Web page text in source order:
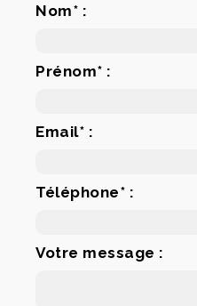
Nom* :
Prénom* :
Email* :
Téléphone* :
Votre message :